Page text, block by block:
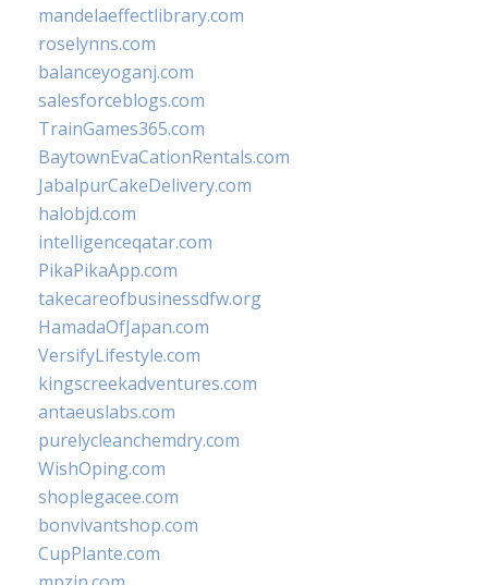
mandelaeffectlibrary.com
roselynns.com
balanceyoganj.com
salesforceblogs.com
TrainGames365.com
BaytownEvaCationRentals.com
JabalpurCakeDelivery.com
halobjd.com
intelligenceqatar.com
PikaPikaApp.com
takecareofbusinessdfw.org
HamadaOfJapan.com
VersifyLifestyle.com
kingscreekadventures.com
antaeuslabs.com
purelycleanchemdry.com
WishOping.com
shoplegacee.com
bonvivantshop.com
CupPlante.com